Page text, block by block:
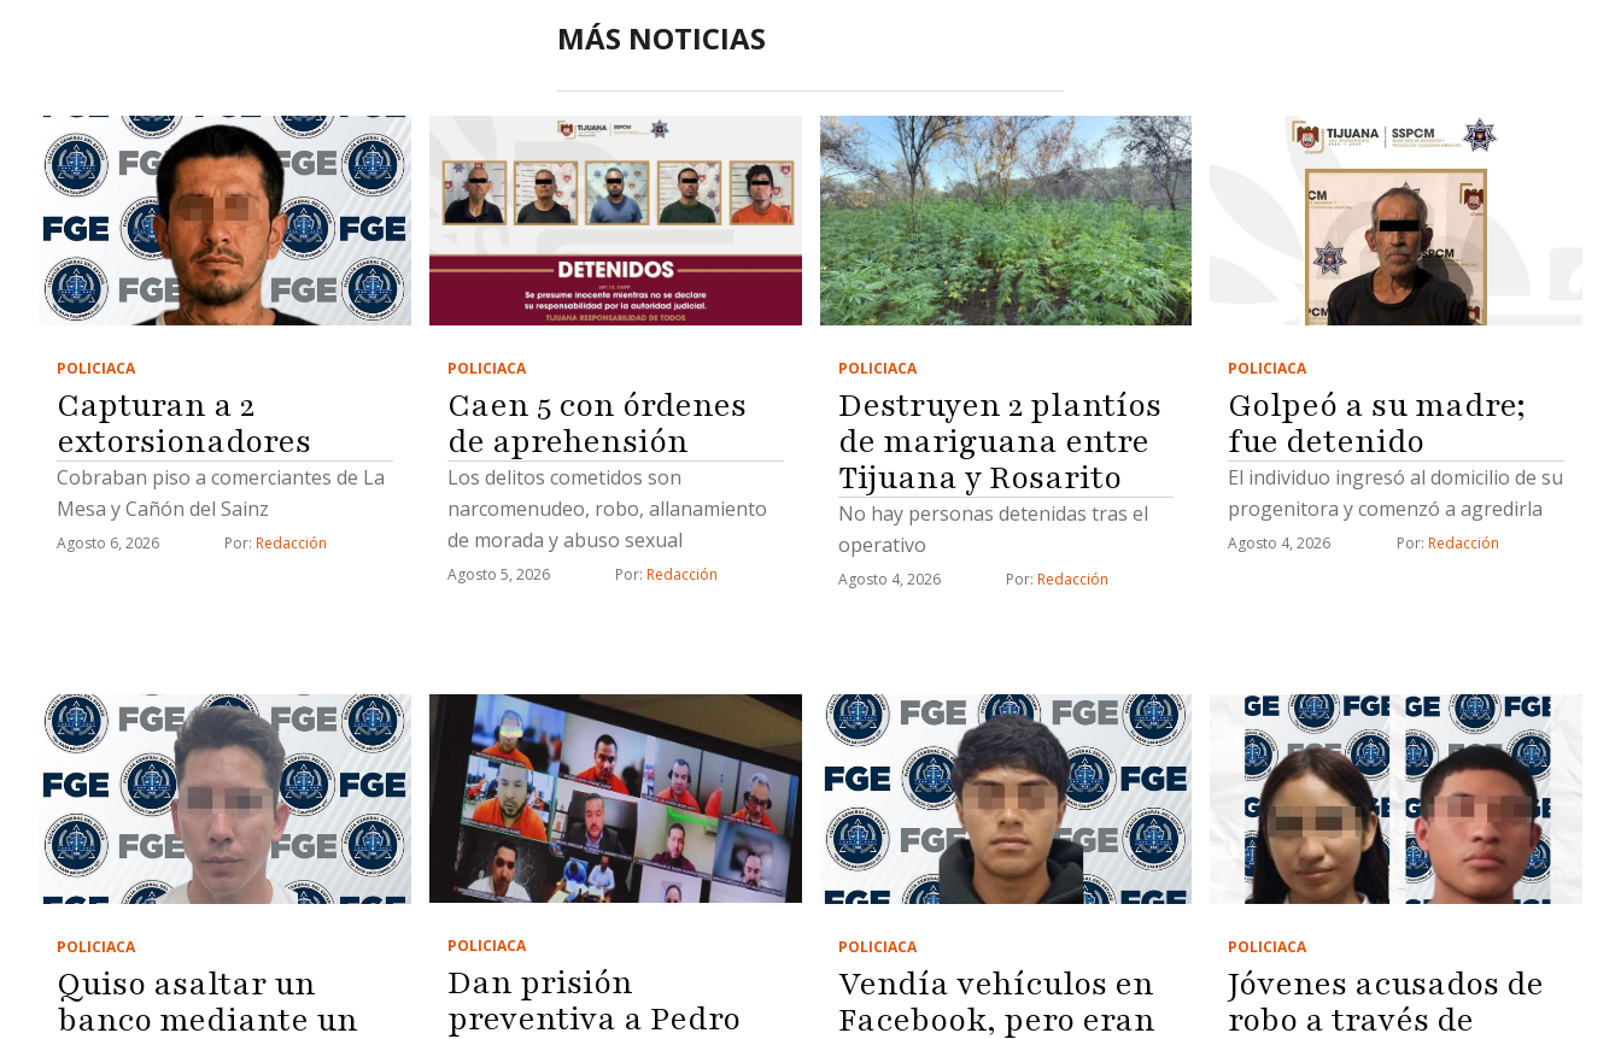
MÁS NOTICIAS
POLICIACA
Capturan a 2
extorsionadores
Cobraban piso a comerciantes de La
Mesa y Cañón del Sainz
Agosto 6, 2026 Por: Redacción
POLICIACA
Caen 5 con órdenes
de aprehensión
Los delitos cometidos son
narcomenudeo, robo, allanamiento
de morada y abuso sexual
Agosto 5, 2026 Por: Redacción
POLICIACA
Destruyen 2 plantíos
de mariguana entre
Tijuana y Rosarito
No hay personas detenidas tras el
operativo
Agosto 4, 2026 Por: Redacción
POLICIACA
Golpeó a su madre;
fue detenido
El individuo ingresó al domicilio de su
progenitora y comenzó a agredirla
Agosto 4, 2026 Por: Redacción
POLICIACA
Quiso asaltar un
banco mediante un
POLICIACA
Dan prisión
preventiva a Pedro
POLICIACA
Vendía vehículos en
Facebook, pero eran
POLICIACA
Jóvenes acusados de
robo a través de